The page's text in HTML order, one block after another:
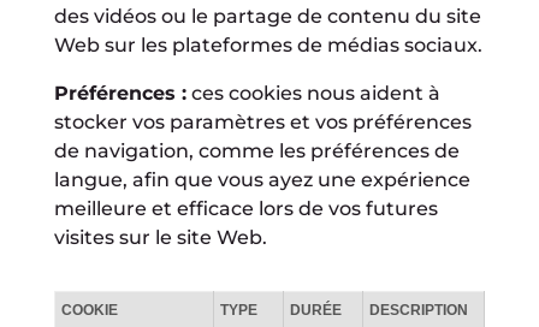
des vidéos ou le partage de contenu du site
Web sur les plateformes de médias sociaux.
Préférences :ces cookies nous aident à
stocker vos paramètres et vos préférences
de navigation, comme les préférences de
langue, afin que vous ayez une expérience
meilleure et efficace lors de vos futures
visites sur le site Web.
COOKIE TYPE DURÉE DESCRIPTION